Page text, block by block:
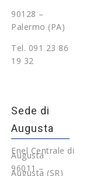
90128 –
Palermo (PA)
Tel. 091 23 86
19 32
Sede di
Augusta
Enel Centrale di
Augusta
96011 –
Augusta (SR)